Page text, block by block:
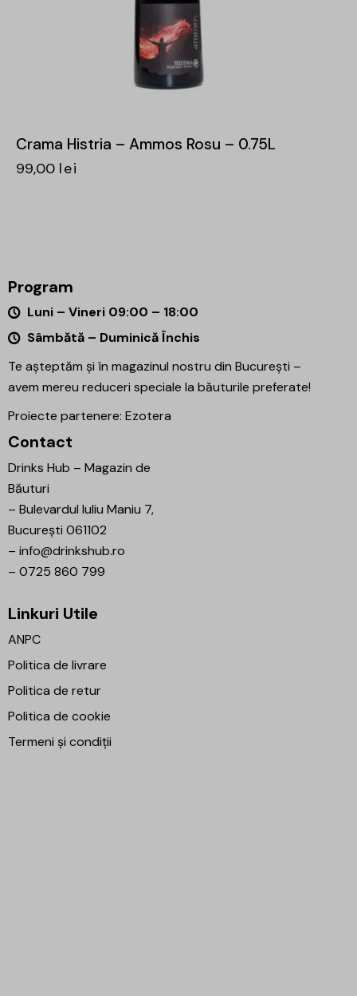
Crama Histria – Ammos Rosu – 0.75L
99,00 lei
Program
Luni – Vineri 09:00 – 18:00
Sâmbătă – Duminică Închis
Te așteptăm și în magazinul nostru din București –
avem mereu reduceri speciale la băuturile preferate!
Proiecte partenere: Ezotera
Contact
Drinks Hub – Magazin de
Băuturi
– Bulevardul Iuliu Maniu 7,
București 061102
– info@drinkshub.ro
– 0725 860 799
Linkuri Utile
ANPC
Politica de livrare
Politica de retur
Politica de cookie
Termeni și condiții